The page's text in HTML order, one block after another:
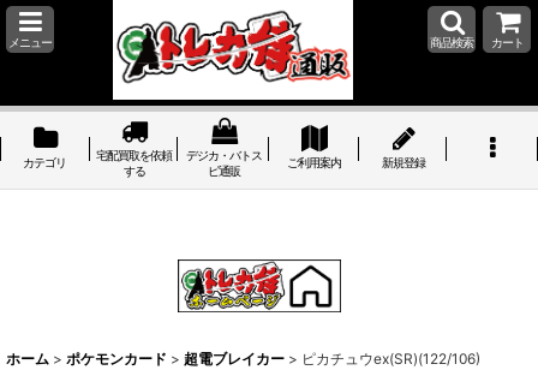
メニュー 商品検索 カート
カテゴリ
宅配買取を依頼
する
デジカ・バトス
ピ通販
ご利用案内 新規登録
ホーム > ポケモンカード > 超電ブレイカー > ピカチュウex(SR)(122/106)